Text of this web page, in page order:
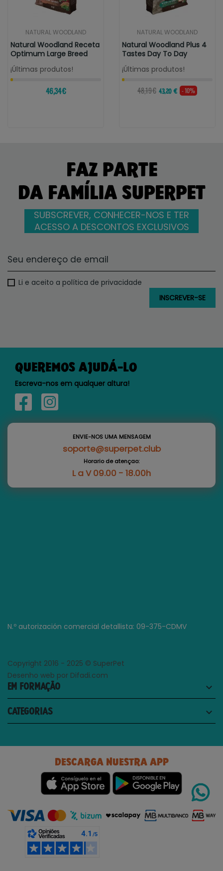
NATURAL WOODLAND
Natural Woodland Receta
Optimum Large Breed
¡Últimas produtos!
46,34 €
NATURAL WOODLAND
Natural Woodland Plus 4
Tastes Day To Day
¡Últimas produtos!
48,19 € 43,20 € - 10%
FAZ PARTE
DA FAMÍLIA SUPERPET
SUBSCREVER, CONHECER-NOS E TER
ACESSO A DESCONTOS EXCLUSIVOS
Li e aceito a política de privacidade
QUEREMOS AJUDÁ-LO
Escreva-nos em qualquer altura!
ENVIE-NOS UMA MENSAGEM
soporte@superpet.club
Horario de atençao:
L a V 09.00 - 18.00h
N.º autorización comercial detallista: 09-375-CDMV
Copyright 2016 - 2025 © SuperPet
Desenho web por Difadi.com
EM FORMAÇÃO keyboard_arrow_down
CATEGORIAS keyboard_arrow_down
DESCARGA NUESTRA APP